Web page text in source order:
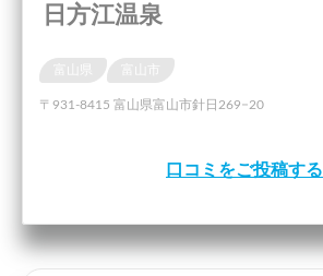
日方江温泉
〒931-8415 富山県富山市針日269−20
口コミをご投稿する